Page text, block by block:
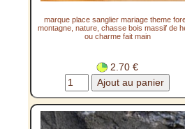
marque place sanglier mariage theme
montagne, nature, chasse bois massif de
ou charme fait main
2.70 €